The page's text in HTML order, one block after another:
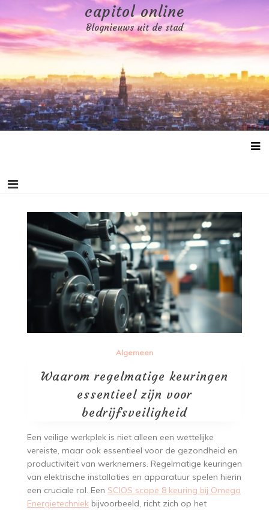
to
content
capitol online
Blognieuws uit de stad
Algemeen
Waarom regelmatige keuringen
essentieel zijn voor
bedrijfsveiligheid
Een veilige werkplek is niet alleen een wettelijke
vereiste, maar ook essentieel voor de gezondheid en
productiviteit van werknemers. Regelmatige keuringen
van elektrische installaties en apparatuur spelen hierin
een cruciale rol. Een SCIOS scope 8 keuring bij Omega
Energietechniekbijvoorbeeld, richt zich op het